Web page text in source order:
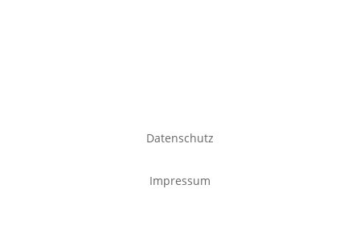
Datenschutz
Impressum